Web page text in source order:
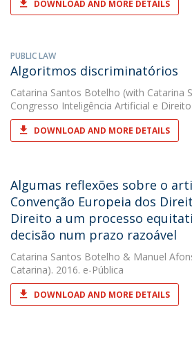
DOWNLOAD AND MORE DETAILS
PUBLIC LAW
Algoritmos discriminatórios
Catarina Santos Botelho (with Catarina
Congresso Inteligência Artificial e Direito
DOWNLOAD AND MORE DETAILS
Algumas reflexões sobre o
Convenção Europeia dos
Direito a um processo
decisão num prazo razoável
Catarina Santos Botelho & Manuel
Catarina). 2016. e-Pública
DOWNLOAD AND MORE DETAILS